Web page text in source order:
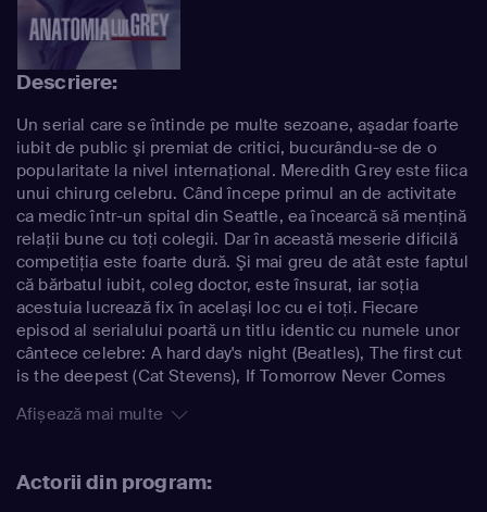
Descriere:
Un serial care se întinde pe multe sezoane, aşadar foarte
iubit de public şi premiat de critici, bucurându-se de o
popularitate la nivel internaţional. Meredith Grey este fiica
unui chirurg celebru. Când începe primul an de activitate
ca medic într-un spital din Seattle, ea încearcă să menţină
relaţii bune cu toţi colegii. Dar în această meserie dificilă
competiţia este foarte dură. Şi mai greu de atât este faptul
că bărbatul iubit, coleg doctor, este însurat, iar soţia
acestuia lucrează fix în acelaşi loc cu ei toţi. Fiecare
episod al serialului poartă un titlu identic cu numele unor
cântece celebre: A hard day's night (Beatles), The first cut
is the deepest (Cat Stevens), If Tomorrow Never Comes
Afișează mai multe
Actorii din program: